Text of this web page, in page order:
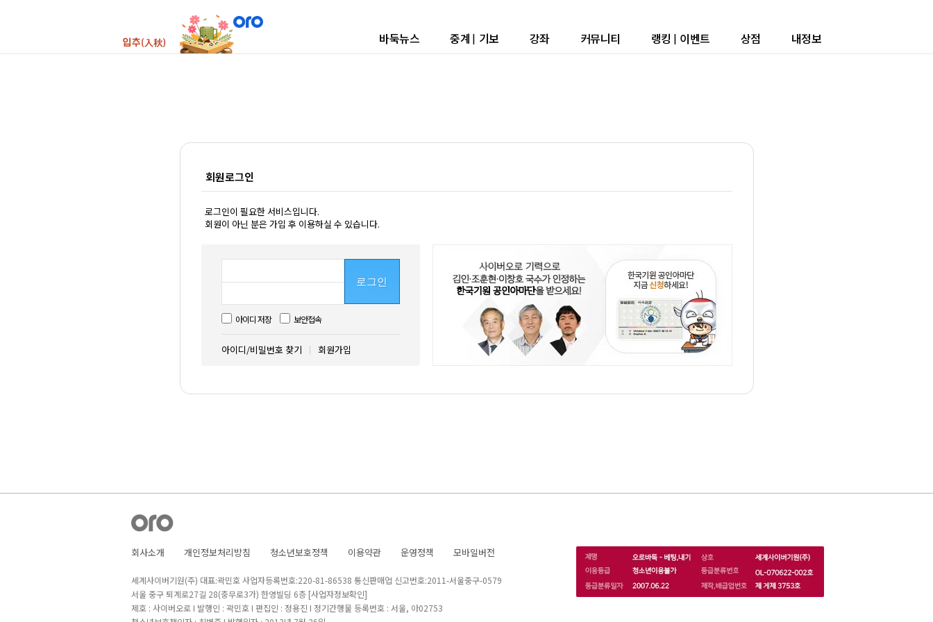
바둑뉴스 중계 | 기보 강좌 커뮤니티 랭킹 | 이벤트 상점 내정보
회원로그인
로그인이 필요한 서비스입니다.
회원이 아닌 분은 가입 후 이용하실 수 있습니다.
로그인
아이디 저장 보안접속
아이디/비밀번호 찾기 회원가입
회사소개 개인정보처리방침 청소년보호정책 이용약관 운영정책 모바일버전
세계사이버기원(주) 대표:곽민호 사업자등록번호:220-81-86538 통신판매업 신고번호:2011-서울중구-0579
서울 중구 퇴계로27길 28(충무로3가) 한영빌딩 6층 [사업자정보확인]
제호 : 사이버오로 I 발행인 : 곽민호 I 편집인 : 정용진 I 정기간행물 등록번호 : 서울, 아02753